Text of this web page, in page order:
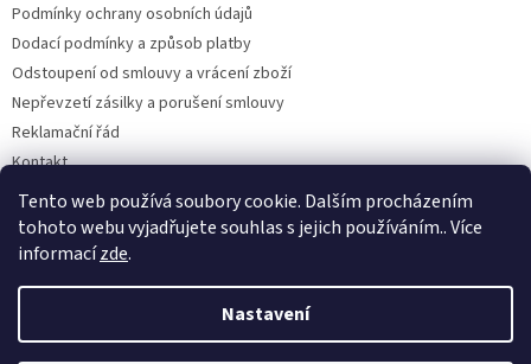
Tento web používá soubory cookie. Dalším procházením
tohoto webu vyjadřujete souhlas s jejich používáním.. Více
informacízde.
Nastavení
Podmínky ochrany osobních údajů
Dodací podmínky a způsob platby
Odstoupení od smlouvy a vrácení zboží
Nepřevzetí zásilky a porušení smlouvy
Reklamační řád
Kontakt
Napište nám